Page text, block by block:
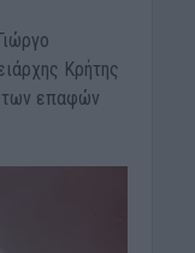
Κρήτης
των επαφών